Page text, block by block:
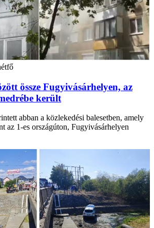
össze Fugyivásárhelyen, az
került
abban a közlekedési balesetben, amely
az 1-es országúton, Fugyivásárhelyen